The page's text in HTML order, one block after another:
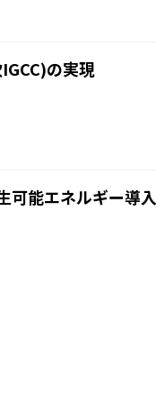
の実現
可能エネルギー導入